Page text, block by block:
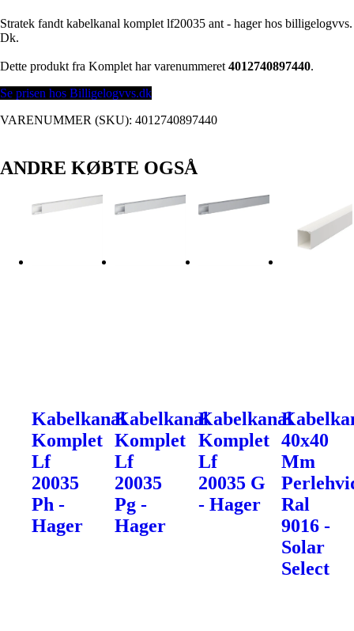
Stratek fandt kabelkanal komplet lf20035 ant - hager hos billigelogvvs.
Dk.
Dette produkt fra Komplet har varenummeret 4012740897440.
Se prisen hos Billigelogvvs.dk
VARENUMMER (SKU): 4012740897440
ANDRE KØBTE OGSÅ
Kabelkanal
Komplet
Lf
20035
Ph -
Hager
Kabelkanal
Komplet
Lf
20035
Pg -
Hager
Kabelkanal
Komplet
Lf
20035 G
- Hager
40x40
Mm
Ral
9016 -
Solar
Select